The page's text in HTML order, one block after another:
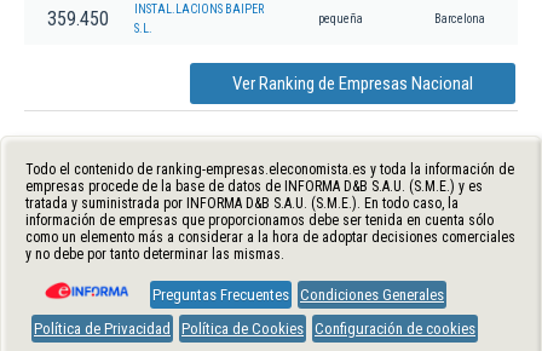
359.450
INSTAL.LACIONS BAIPER
S.L.
pequeña Barcelona
Ver Ranking de Empresas Nacional
Todo el contenido de ranking-empresas.eleconomista.es y toda la información de
empresas procede de la base de datos de INFORMA D&B S.A.U. (S.M.E.) y es
tratada y suministrada por INFORMA D&B S.A.U. (S.M.E.). En todo caso, la
información de empresas que proporcionamos debe ser tenida en cuenta sólo
como un elemento más a considerar a la hora de adoptar decisiones comerciales
y no debe por tanto determinar las mismas.
Preguntas Frecuentes Condiciones Generales
Política de Privacidad
Política de Cookies Configuración de cookies